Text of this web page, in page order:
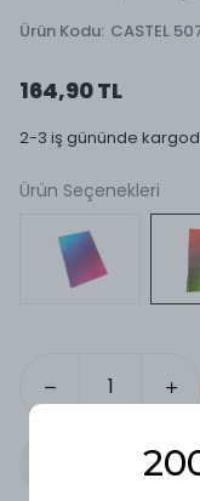
Ürün Kodu: CASTEL
164,90 TL
2-3 iş gününde
Ürün Seçenekleri